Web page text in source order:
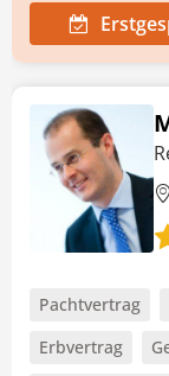
Pachtvertrag
Erbvertrag